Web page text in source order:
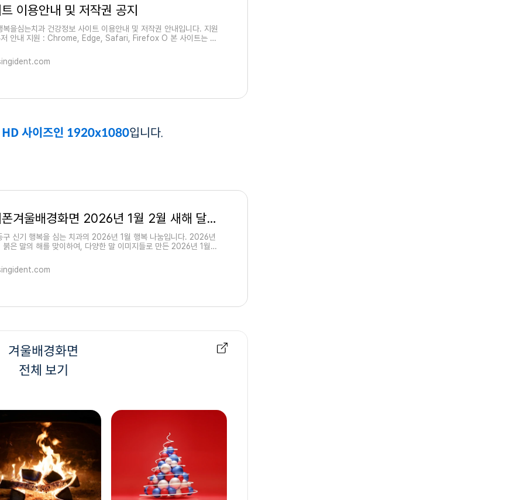
이용안내 및 저작권 공지
복을심는치과 건강정보 사이트 이용안내 및 저작권 안내입니다. 지원
저 안내 지원 : Chrome, Edge, Safari, Firefox O 본 사이트는 크
HD 사이즈인 1920x1080입니다.
아이폰겨울배경화면 2026년 1월 2월 새해 달력 - 말배경화면, 말그림, 팔준도
구 신기 행복을 심는 치과의 2026년 1월 행복 나눔입니다. 2026년
붉은 말의 해를 맞이하여, 다양한 말 이미지들로 만든 2026년 1월과
겨울배경화면
전체 보기